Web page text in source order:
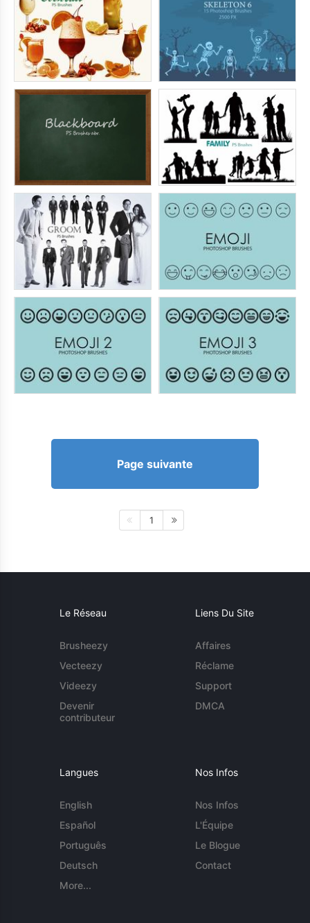
Page suivante
1
Le Réseau
Brusheezy
Vecteezy
Videezy
Devenir
contributeur
Liens Du Site
Affaires
Réclame
Support
DMCA
Langues
English
Español
Português
Deutsch
More...
Nos Infos
Nos Infos
L'Équipe
Le Blogue
Contact